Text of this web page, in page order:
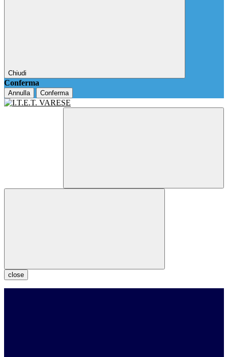
Chiudi
Conferma
Annulla Conferma
close